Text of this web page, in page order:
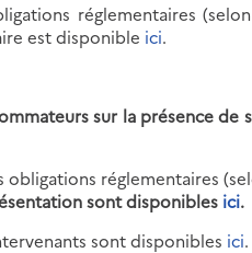
réglementaires
est disponible ici.
sur la présence
réglementaires
sont disponibles ici.
sont disponibles ici.